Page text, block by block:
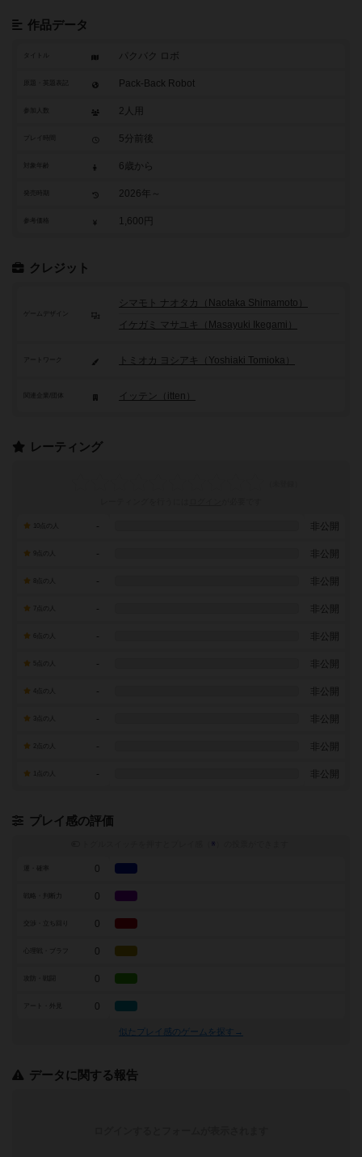
作品データ
タイトル パクバク ロボ
原題・英題表記 Pack-Back Robot
参加人数 2人用
5分前後
対象年齢 6歳から
2026年～
参考価格 1,600円
クレジット
ゲームデザイン
シマモト ナオタカ（Naotaka Shimamoto）
イケガミ マサユキ（Masayuki Ikegami）
アートワーク トミオカ ヨシアキ（Yoshiaki Tomioka）
イッテン（itten）
レーティング
- 非公開
9点の人 - 非公開
- 非公開
7点の人 - 非公開
- 非公開
- 非公開
- 非公開
- 非公開
- 非公開
- 非公開
プレイ感の評価
※
0
0
交渉・立ち回り 0
0
0
アート・外見 0
似たプレイ感のゲームを探す→
データに関する報告